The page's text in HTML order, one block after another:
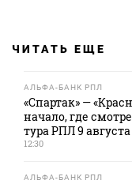
ЧИТАТЬ ЕЩЕ
АЛЬФА-БАНК РПЛ
«Спартак» —
начало, где
тура РПЛ 9 августа
12:30
АЛЬФА-БАНК РПЛ